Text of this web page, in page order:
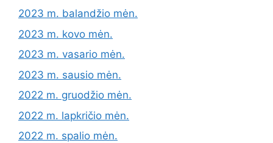
2023 m. balandžio mėn.
2023 m. kovo mėn.
2023 m. vasario mėn.
2023 m. sausio mėn.
2022 m. gruodžio mėn.
2022 m. lapkričio mėn.
2022 m. spalio mėn.